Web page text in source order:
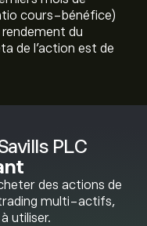
PLC
des actions de
multi-actifs,
utiliser.
cours-bénéfice)
du
de l'action est de